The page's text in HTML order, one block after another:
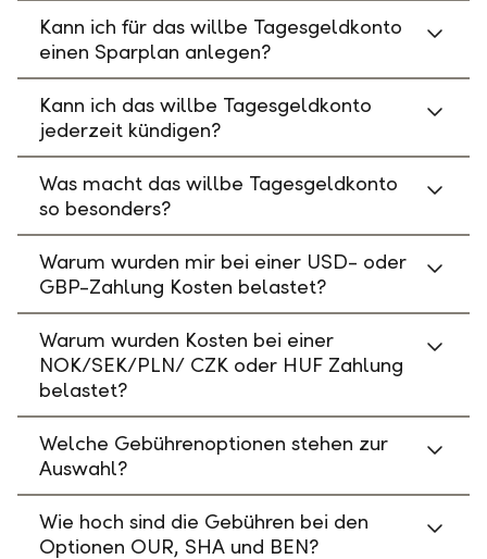
Kann ich für das willbe Tagesgeldkonto
einen Sparplan anlegen?
Kann ich das willbe Tagesgeldkonto
jederzeit kündigen?
Was macht das willbe Tagesgeldkonto
so besonders?
Warum wurden mir bei einer USD- oder
GBP-Zahlung Kosten belastet?
Warum wurden Kosten bei einer
NOK/SEK/PLN/ CZK oder HUF Zahlung
belastet?
Welche Gebührenoptionen stehen zur
Auswahl?
Wie hoch sind die Gebühren bei den
Optionen OUR, SHA und BEN?